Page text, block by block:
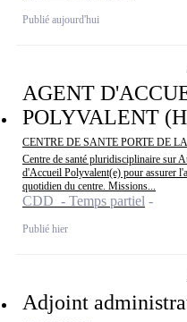
Publié aujourd'hui
AGENT
POLYVALENT
CENTRE DE SANTE PORTE DE
Centre de santé pluridisciplinaire sur
d'Accueil Polyvalent(e) pour assurer
quotidien du centre. Missions...
CDD - Temps partiel
Publié hier
Adjoint